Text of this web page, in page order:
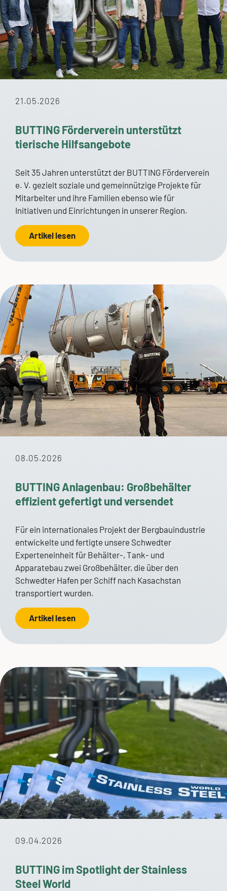
21.05.2026
BUTTING Förderverein unterstützt
tierische Hilfsangebote
Seit 35 Jahren unterstützt der BUTTING Förderverein
e. V. gezielt soziale und gemeinnützige Projekte für
Mitarbeiter und ihre Familien ebenso wie für
Initiativen und Einrichtungen in unserer Region.
Artikel lesen
08.05.2026
BUTTING Anlagenbau: Großbehälter
effizient gefertigt und versendet
Für ein internationales Projekt der Bergbauindustrie
entwickelte und fertigte unsere Schwedter
Experteneinheit für Behälter-, Tank- und
Apparatebau zwei Großbehälter, die über den
Schwedter Hafen per Schiff nach Kasachstan
transportiert wurden.
Artikel lesen
09.04.2026
BUTTING im Spotlight der Stainless
Steel World